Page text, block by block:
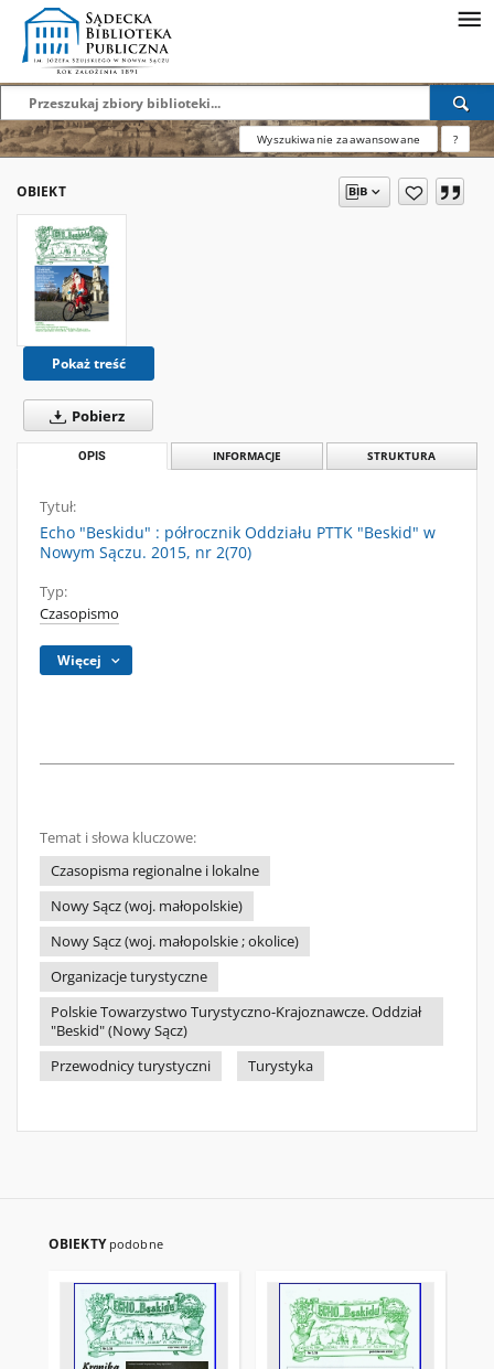
Wyszukiwanie zaawansowane ?
OBIEKT
Pokaż treść
Pobierz
OPIS INFORMACJE STRUKTURA
Tytuł:
Echo "Beskidu" : półrocznik Oddziału PTTK "Beskid" w
Nowym Sączu. 2015, nr 2(70)
Typ:
Czasopismo
Więcej
Temat i słowa kluczowe:
Czasopisma regionalne i lokalne
Nowy Sącz (woj. małopolskie)
Nowy Sącz (woj. małopolskie ; okolice)
Organizacje turystyczne
Polskie Towarzystwo Turystyczno-Krajoznawcze. Oddział
"Beskid" (Nowy Sącz)
Przewodnicy turystyczni
Turystyka
OBIEKTY podobne